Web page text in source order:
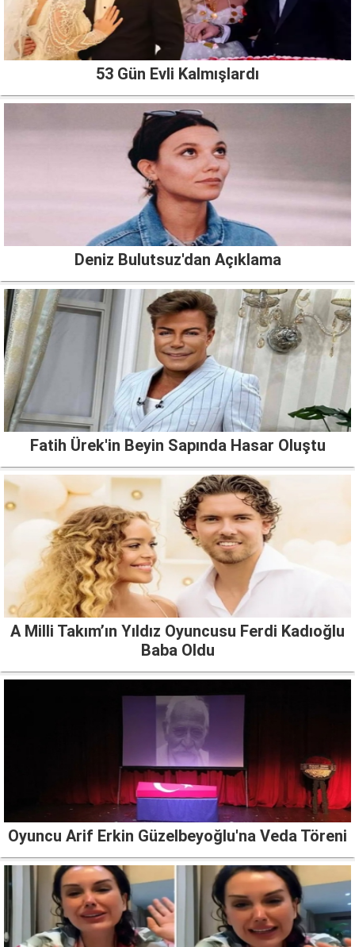
53 Gün Evli Kalmışlardı
Deniz Bulutsuz'dan Açıklama
Fatih Ürek'in Beyin Sapında Hasar Oluştu
A Milli Takım’ın Yıldız Oyuncusu Ferdi Kadıoğlu
Baba Oldu
Oyuncu Arif Erkin Güzelbeyoğlu'na Veda Töreni